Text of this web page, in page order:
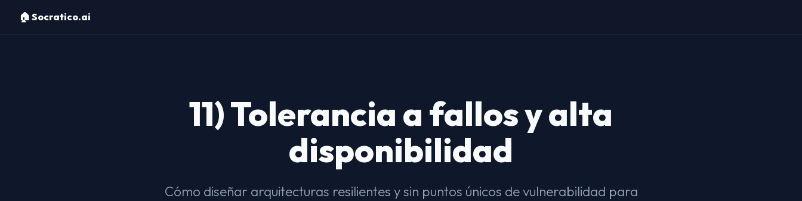
🏠 Socratico.ai
11) Tolerancia a fallos y alta
disponibilidad
Cómo diseñar arquitecturas resilientes y sin puntos únicos de vulnerabilidad para